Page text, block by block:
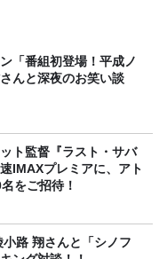
んと深夜のお笑い談
ト監督『ラスト・サバ
IMAXプレミアに、アト
をご招待！
路 翔さんと「シノフ